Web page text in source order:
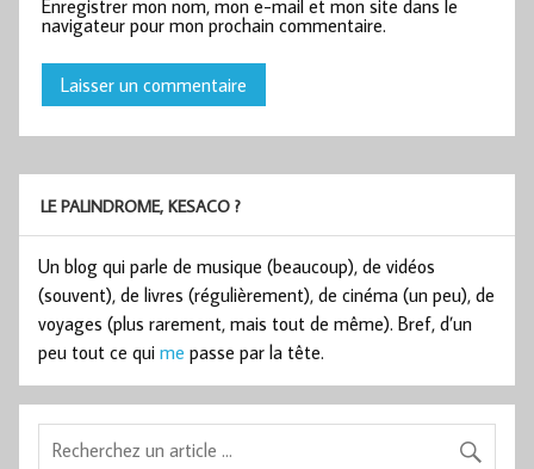
Enregistrer mon nom, mon e-mail et mon site dans le
navigateur pour mon prochain commentaire.
LE PALINDROME, KESACO ?
Un blog qui parle de musique (beaucoup), de vidéos
(souvent), de livres (régulièrement), de cinéma (un peu), de
voyages (plus rarement, mais tout de même). Bref, d’un
peu tout ce qui me passe par la tête.